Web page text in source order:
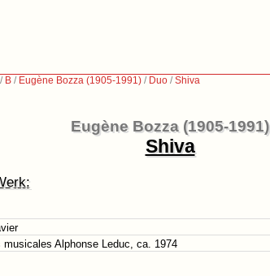
/ B / Eugène Bozza (1905-1991) / Duo /Shiva
Eugène Bozza (1905-1991)
Shiva
musicales Alphonse Leduc, ca. 1974